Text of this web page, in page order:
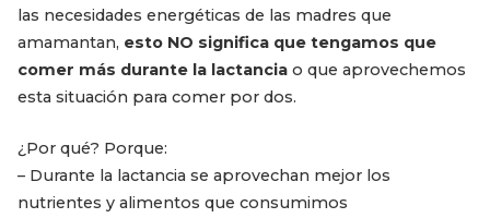
las necesidades energéticas de las madres que
amamantan, esto NO significa que tengamos que
comer más durante la lactancia o que aprovechemos
esta situación para comer por dos.
¿Por qué? Porque:
– Durante la lactancia se aprovechan mejor los
nutrientes y alimentos que consumimos